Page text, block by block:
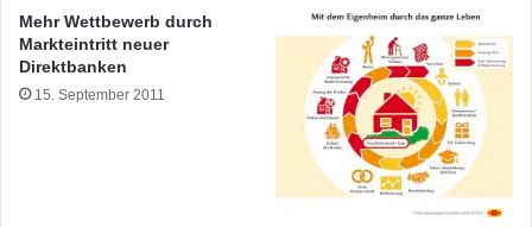
Mehr Wettbewerb durch
Markteintritt neuer
Direktbanken
15. September 2011